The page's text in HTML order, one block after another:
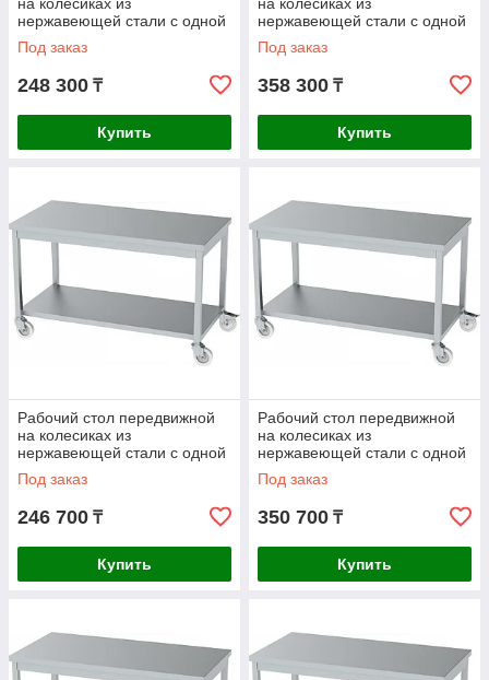
нержавеющей стали с одной
полкой AISI 430
1200x700x850mm
Под заказ
248 300 ₸
Купить
нержавеющей стали с одной
полкой AISI 304
1200x700x850mm
Под заказ
358 300 ₸
Купить
Рабочий стол передвижной
на колесиках из
нержавеющей стали с одной
полкой AISI 430
1300x600x850mm
Под заказ
246 700 ₸
Купить
Рабочий стол передвижной
на колесиках из
нержавеющей стали с одной
полкой AISI 304
1300x600x850mm
Под заказ
350 700 ₸
Купить